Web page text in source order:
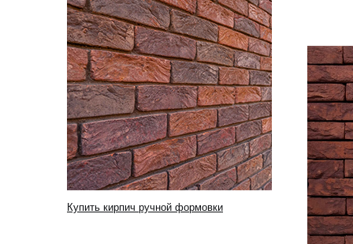
Купить кирпич ручной формовки